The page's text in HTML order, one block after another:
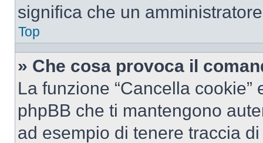
significa che un
Top
» Che cosa provoca il
La funzione “Cancella
phpBB che ti mantengono
ad esempio di tenere traccia